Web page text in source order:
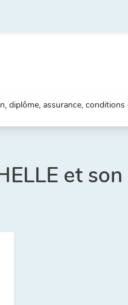
diplôme, assurance, conditions
et son